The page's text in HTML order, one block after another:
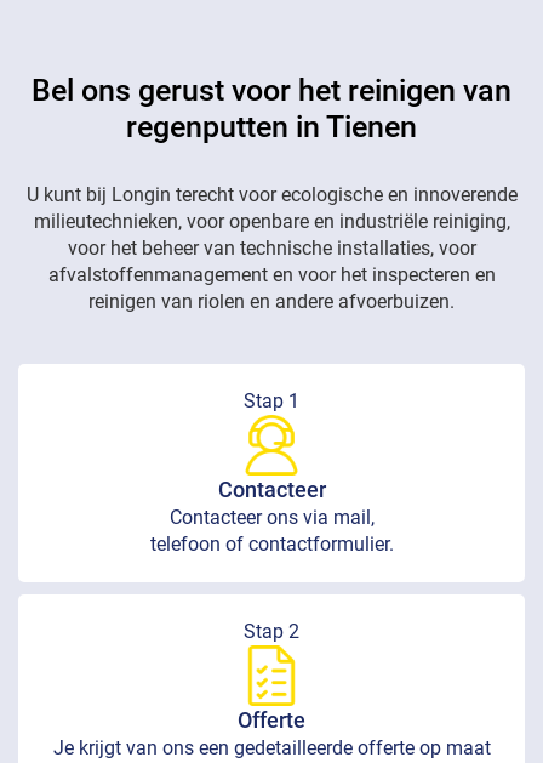
Bel ons gerust voor het reinigen van
regenputten in Tienen
U kunt bij Longin terecht voor ecologische en innoverende
milieutechnieken, voor openbare en industriële reiniging,
voor het beheer van technische installaties, voor
afvalstoffenmanagement en voor het inspecteren en
reinigen van riolen en andere afvoerbuizen.
Stap 1
Contacteer
Contacteer ons via mail,
telefoon of contactformulier.
Stap 2
Offerte
Je krijgt van ons een gedetailleerde offerte op maat